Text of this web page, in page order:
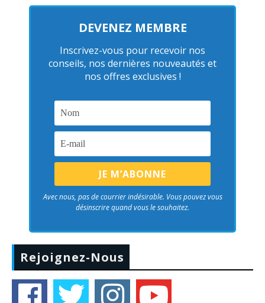
DEVENEZ MEMBRE
Inscrivez-vous pour recevoir nos
conseils, nos dernières nouveautés et
nos offres exclusives !
Avec nous, pas de courrier indésirable. Vous pouvez vous
désinscrire quand vous le souhaitez.
Rejoignez-Nous